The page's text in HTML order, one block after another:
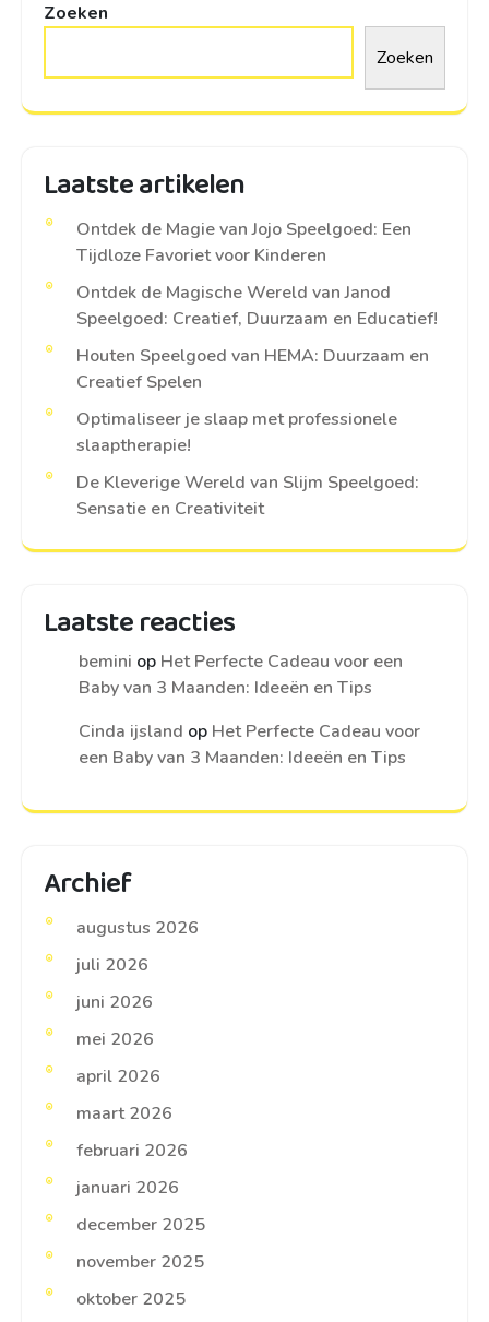
Zoeken
Zoeken
Laatste artikelen
Ontdek de Magie van Jojo Speelgoed: Een
Tijdloze Favoriet voor Kinderen
Ontdek de Magische Wereld van Janod
Speelgoed: Creatief, Duurzaam en Educatief!
Houten Speelgoed van HEMA: Duurzaam en
Creatief Spelen
Optimaliseer je slaap met professionele
slaaptherapie!
De Kleverige Wereld van Slijm Speelgoed:
Sensatie en Creativiteit
Laatste reacties
bemini op Het Perfecte Cadeau voor een
Baby van 3 Maanden: Ideeën en Tips
Cinda ijsland op Het Perfecte Cadeau voor
een Baby van 3 Maanden: Ideeën en Tips
Archief
augustus 2026
juli 2026
juni 2026
mei 2026
april 2026
maart 2026
februari 2026
januari 2026
december 2025
november 2025
oktober 2025